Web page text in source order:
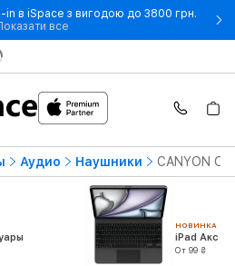
in в iSpace з вигодою до 3800 грн.
все- Оновіть iPhone за Trade-in
Аудио Наушники CANYON
НОВИНКА
iPad
От 99 ₴